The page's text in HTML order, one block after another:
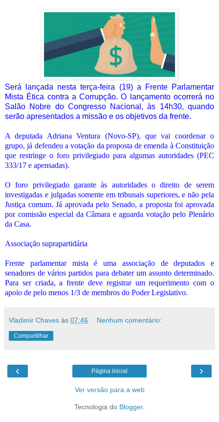
Será lançada nesta terça-feira (19) a Frente Parlamentar
Mista Ética contra a Corrupção. O lançamento ocorrerá no
Salão Nobre do Congresso Nacional, às 14h30, quando
serão apresentados a missão e os objetivos da frente.
A deputada Adriana Ventura (Novo-SP), que vai coordenar o
grupo, já defendeu a votação da proposta de emenda à Constituição
que restringe o foro privilegiado para algumas autoridades (PEC
333/17 e apensadas).
O foro privilegiado garante às autoridades o direito de serem
investigadas e julgadas somente em tribunais superiores, e não pela
Justiça comum. Já aprovada pelo Senado, a proposta foi aprovada
por comissão especial da Câmara e aguarda votação pelo Plenário
da Casa.
Associação suprapartidária
Frente parlamentar mista é uma associação de deputados e
senadores de vários partidos para debater um assunto determinado.
Para ser criada, a frente deve registrar um requerimento com o
apoio de pelo menos 1/3 de membros do Poder Legislativo.
Vladimir Chaves às 07:46 Nenhum comentário:
Compartilhar
‹ ›
Página inicial
Ver versão para a web
Tecnologia do Blogger.